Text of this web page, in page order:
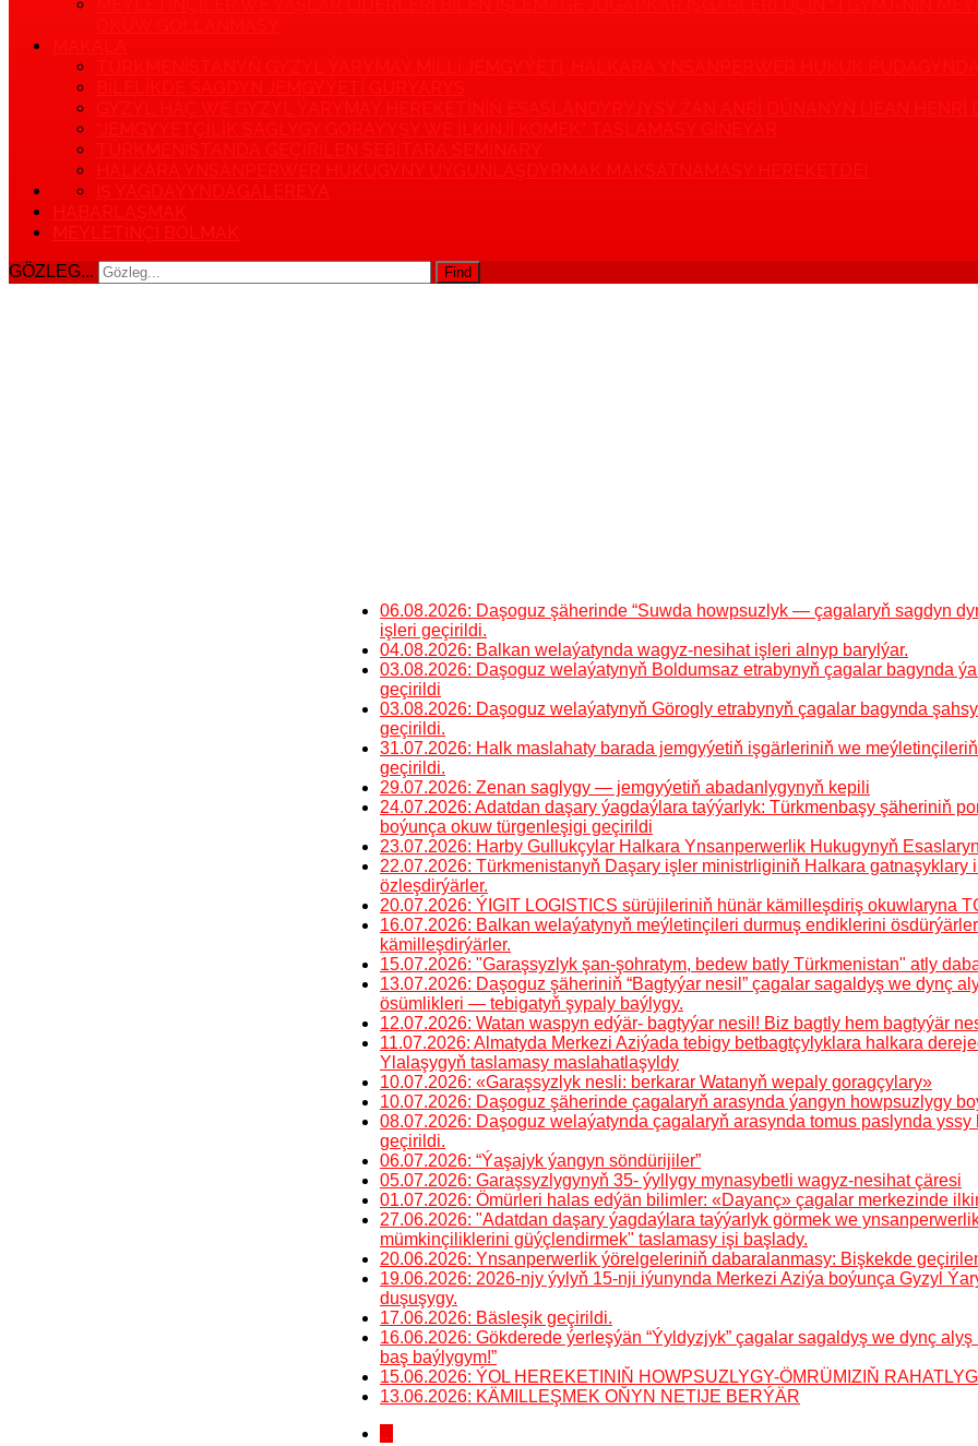
GÖZLEG... Find
06.08.2026: Daşoguz şäherinde “Suwda howpsuzlyk — çagalaryň sagdyn
işleri geçirildi.
04.08.2026: Balkan welaýatynda wagyz-nesihat işleri alnyp barylýar.
03.08.2026: Daşoguz welaýatynyň Boldumsaz etrabynyň çagalar bagynda
geçirildi
03.08.2026: Daşoguz welaýatynyň Görogly etrabynyň çagalar bagynda
geçirildi.
31.07.2026: Halk maslahaty barada jemgyýetiň işgärleriniň we
geçirildi.
29.07.2026: Zenan saglygy — jemgyýetiň abadanlygynyň kepili
24.07.2026: Adatdan daşary ýagdaýlara taýýarlyk: Türkmenbaşy şäheriniň
boýunça okuw türgenleşigi geçirildi
23.07.2026: Harby Gullukçylar Halkara Ynsanperwerlik Hukugynyň
22.07.2026: Türkmenistanyň Daşary işler ministrliginiň Halkara
özleşdirýärler.
20.07.2026: ÝIGIT LOGISTICS sürüjileriniň hünär kämilleşdiriş okuwlaryna
16.07.2026: Balkan welaýatynyň meýletinçileri durmuş endiklerini
kämilleşdirýärler.
15.07.2026: "Garaşsyzlyk şan-şohratym, bedew batly Türkmenistan" atly
13.07.2026: Daşoguz şäheriniň “Bagtyýar nesil” çagalar sagaldyş we dynç
ösümlikleri — tebigatyň şypaly baýlygy.
12.07.2026: Watan waspyn edýär- bagtyýar nesil! Biz bagtly hem bagtyýär
11.07.2026: Almatyda Merkezi Aziýada tebigy betbagtçylyklara halkara
Ylalaşygyň taslamasy maslahatlaşyldy
10.07.2026: «Garaşsyzlyk nesli: berkarar Watanyň wepaly goragçylary»
10.07.2026: Daşoguz şäherinde çagalaryň arasynda ýangyn howpsuzlygy
08.07.2026: Daşoguz welaýatynda çagalaryň arasynda tomus paslynda
geçirildi.
06.07.2026: “Ýaşajyk ýangyn söndürijiler”
05.07.2026: Garaşsyzlygynyň 35- ýyllygy mynasybetli wagyz-nesihat çäresi
01.07.2026: Ömürleri halas edýän bilimler: «Dayanç» çagalar merkezinde
27.06.2026: "Adatdan daşary ýagdaýlara taýýarlyk görmek we
mümkinçiliklerini güýçlendirmek" taslamasy işi başlady.
20.06.2026: Ynsanperwerlik ýörelgeleriniň dabaralanmasy: Bişkekde
19.06.2026: 2026-njy ýylyň 15-nji iýunynda Merkezi Aziýa boýunça Gyzyl
duşuşygy.
17.06.2026: Bäsleşik geçirildi.
16.06.2026: Gökderede ýerleşýän “Ýyldyzjyk” çagalar sagaldyş we dynç
baş baýlygym!”
15.06.2026: ÝOL HEREKETINIŇ HOWPSUZLYGY-ÖMRÜMIZIŇ
13.06.2026: KÄMILLEŞMEK OŇYN NETIJE BERÝÄR